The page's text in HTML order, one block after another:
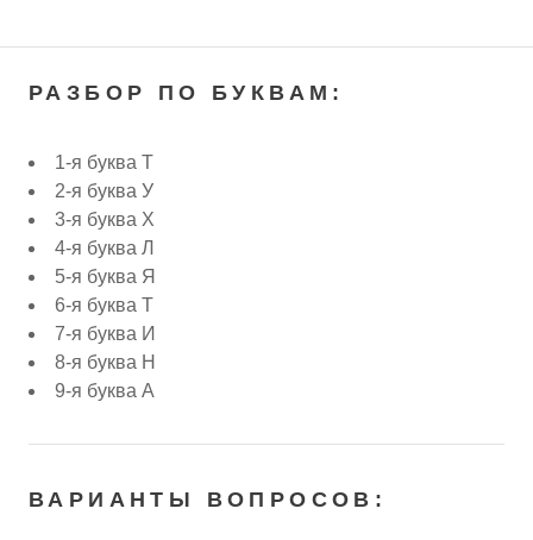
РАЗБОР ПО БУКВАМ:
1-я буква Т
2-я буква У
3-я буква Х
4-я буква Л
5-я буква Я
6-я буква Т
7-я буква И
8-я буква Н
9-я буква А
ВАРИАНТЫ ВОПРОСОВ: